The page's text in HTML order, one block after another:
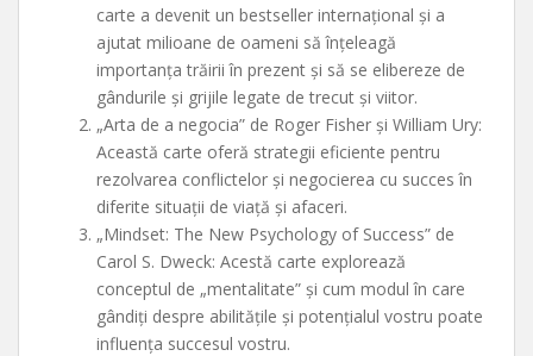
carte a devenit un bestseller internațional și a
ajutat milioane de oameni să înțeleagă
importanța trăirii în prezent și să se elibereze de
gândurile și grijile legate de trecut și viitor.
„Arta de a negocia” de Roger Fisher și William Ury:
Această carte oferă strategii eficiente pentru
rezolvarea conflictelor și negocierea cu succes în
diferite situații de viață și afaceri.
„Mindset: The New Psychology of Success” de
Carol S. Dweck: Acestă carte explorează
conceptul de „mentalitate” și cum modul în care
gândiți despre abilitățile și potențialul vostru poate
influența succesul vostru.